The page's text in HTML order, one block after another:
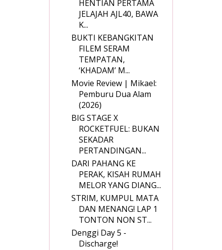
HENTIAN PERTAMA
JELAJAH AJL40, BAWA
K...
BUKTI KEBANGKITAN
FILEM SERAM
TEMPATAN,
‘KHADAM’ M...
Movie Review | Mikael:
Pemburu Dua Alam
(2026)
BIG STAGE X
ROCKETFUEL: BUKAN
SEKADAR
PERTANDINGAN...
DARI PAHANG KE
PERAK, KISAH RUMAH
MELOR YANG DIANG...
STRIM, KUMPUL MATA
DAN MENANG! LAP 1
TONTON NON ST...
Denggi Day 5 -
Discharge!